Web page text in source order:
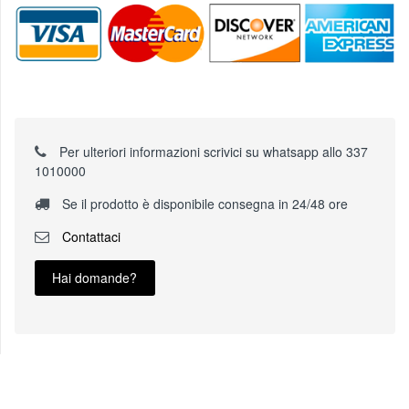
Per ulteriori informazioni scrivici su whatsapp allo 337
1010000
Se il prodotto è disponibile consegna in 24/48 ore
Contattaci
Hai domande?